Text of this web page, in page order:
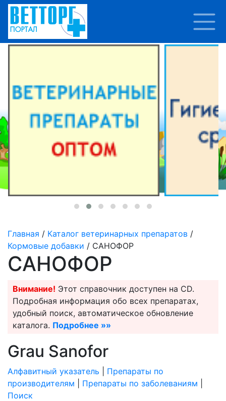
Главная / Каталог ветеринарных препаратов /
Кормовые добавки / САНОФОР
САНОФОР
Внимание! Этот справочник доступен на CD.
Подробная информация обо всех препаратах,
удобный поиск, автоматическое обновление
каталога. Подробнее »»
Grau Sanofor
Алфавитный указатель
Препараты по
производителям
Препараты по заболеваниям
Поиск